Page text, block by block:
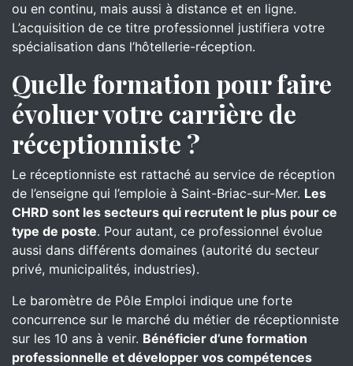
ou en continu, mais aussi à distance et en ligne.
L’acquisition de ce titre professionnel justifiera votre
spécialisation dans l’hôtellerie-réception.
Quelle formation pour faire
évoluer votre carrière de
réceptionniste ?
Le réceptionniste est rattaché au service de réception
de l’enseigne qui l’emploie à Saint-Briac-sur-Mer. Les
CHRD sont les secteurs qui recrutent le plus pour ce
type de poste. Pour autant, ce professionnel évolue
aussi dans différents domaines (autorité du secteur
privé, municipalités, industries).
Le baromètre de Pôle Emploi indique une forte
concurrence sur le marché du métier de réceptionniste
sur les 10 ans à venir. Bénéficier d’une formation
professionnelle et développer vos compétences